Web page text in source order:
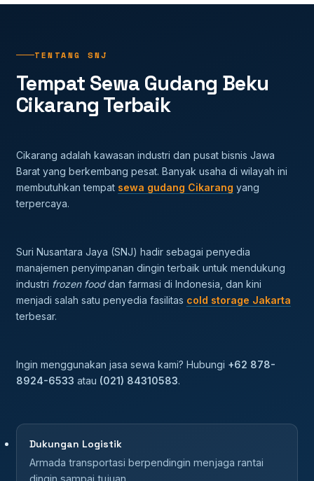
TENTANG SNJ
Tempat Sewa Gudang Beku
Cikarang Terbaik
Cikarang adalah kawasan industri dan pusat bisnis Jawa
Barat yang berkembang pesat. Banyak usaha di wilayah ini
membutuhkan tempat sewa gudang Cikarang yang
terpercaya.
Suri Nusantara Jaya (SNJ) hadir sebagai penyedia
manajemen penyimpanan dingin terbaik untuk mendukung
industri frozen fooddan farmasi di Indonesia, dan kini
menjadi salah satu penyedia fasilitas cold storage Jakarta
terbesar.
Ingin menggunakan jasa sewa kami? Hubungi +62 878-
8924-6533 atau (021) 84310583.
Dukungan Logistik
Armada transportasi berpendingin menjaga rantai